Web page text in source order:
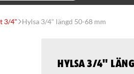
3/4" Hylsa 3/4" längd 50-68 mm
Hylsa 3/4"